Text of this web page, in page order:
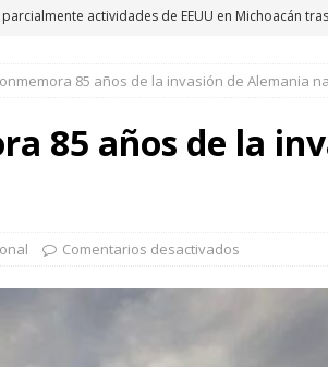
actividades de EEUU en Michoacán
el gallo
HISTORIA Y CURIOSIDADES
ciudadanos el abandono institucional: Waldo
85 años de la invasión de Alemania
85 años de la
Comentarios desactivados